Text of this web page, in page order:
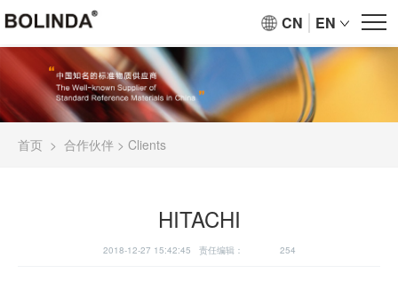
CN EN
首页 > 合作伙伴 > Clients
HITACHI
2018-12-27 15:42:45 责任编辑： 254